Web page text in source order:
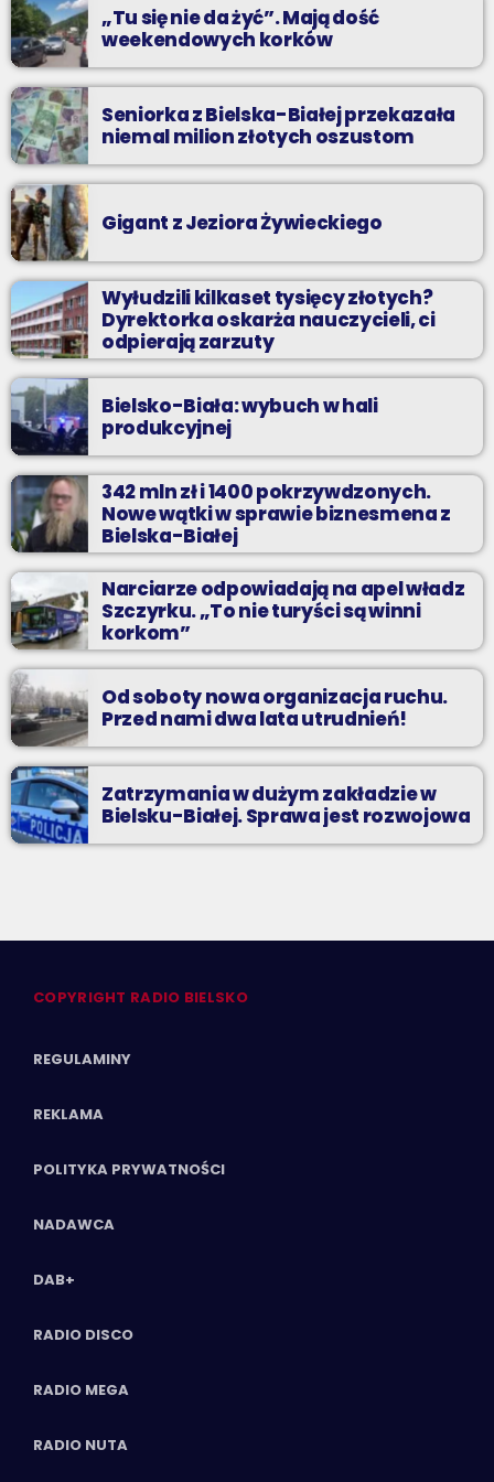
„Tu się nie da żyć”. Mają dość
weekendowych korków
Seniorka z Bielska-Białej przekazała
niemal milion złotych oszustom
Gigant z Jeziora Żywieckiego
Wyłudzili kilkaset tysięcy złotych?
Dyrektorka oskarża nauczycieli, ci
odpierają zarzuty
Bielsko-Biała: wybuch w hali
produkcyjnej
342 mln zł i 1400 pokrzywdzonych.
Nowe wątki w sprawie biznesmena z
Bielska-Białej
Narciarze odpowiadają na apel władz
Szczyrku. „To nie turyści są winni
korkom”
Od soboty nowa organizacja ruchu.
Przed nami dwa lata utrudnień!
Zatrzymania w dużym zakładzie w
Bielsku-Białej. Sprawa jest rozwojowa
COPYRIGHT RADIO BIELSKO
REGULAMINY
REKLAMA
POLITYKA PRYWATNOŚCI
NADAWCA
DAB+
RADIO DISCO
RADIO MEGA
RADIO NUTA